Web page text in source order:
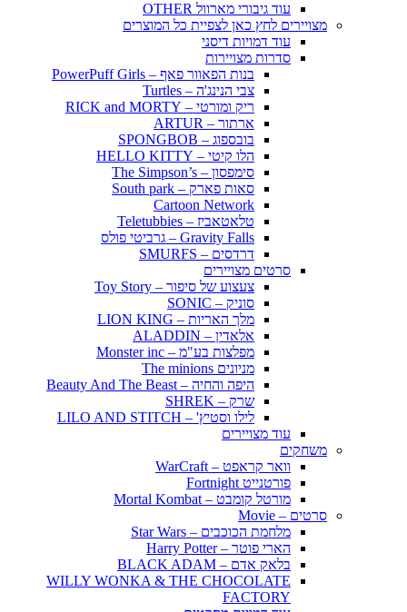
עוד גיבורי מארוול OTHER
מצויירים לחץ כאן לצפיית כל המוצרים
עוד דמויות דיסני
סדרות מצויירות
בנות הפאוור פאף – PowerPuff Girls
צבי הנינג'ה – Turtles
ריק ומורטי – RICK and MORTY
ארתור – ARTUR
בובספוג – SPONGBOB
הלו קיטי – HELLO KITTY
סימפסון – The Simpson’s
סאות פארק – South park
Cartoon Network
טלאטאביז – Teletubbies
Gravity Falls – גרביטי פולס
דרדסים – SMURFS
סרטים מצויירים
צעצוע של סיפור – Toy Story
סוניק – SONIC
מלך האריות – LION KING
אלאדין – ALADDIN
מפלצות בע"מ – Monster inc
מניונים The minions
היפה והחיה – Beauty And The Beast
שרק – SHREK
לילו וסטיץ' – LILO AND STITCH
עוד מצויירים
משחקים
וואר קראפט – WarCraft
פורטנייט Fortnight
מורטל קומבט – Mortal Kombat
סרטים – Movie
מלחמת הכוכבים – Star Wars
הארי פוטר – Harry Potter
בלאק אדם – BLACK ADAM
WILLY WONKA & THE CHOCOLATE
FACTORY